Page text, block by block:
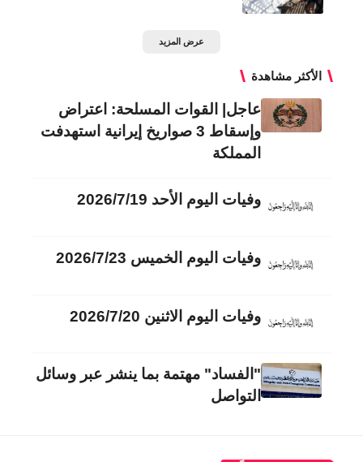
عرض المزيد
الأكثر مشاهدة
عاجل| القوات المسلحة: اعتراض
وإسقاط 3 صواريخ إيرانية استهدفت
المملكة
وفيات اليوم الأحد 2026/7/19
وفيات اليوم الخميس 2026/7/23
وفيات اليوم الاثنين 2026/7/20
"الفساد" مهتمة بما ينشر عبر وسائل
التواصل